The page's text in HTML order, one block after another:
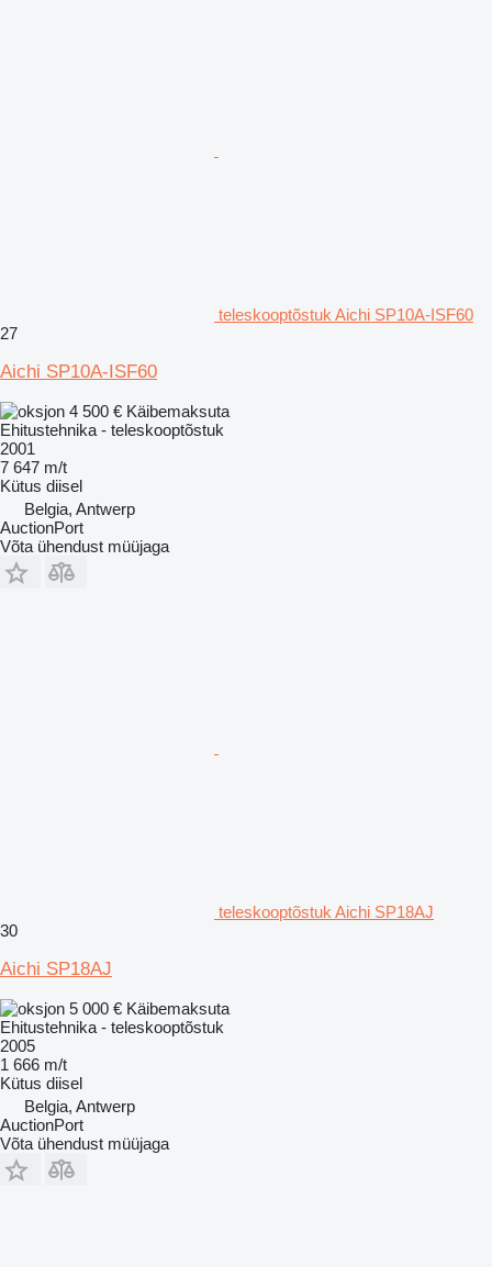
teleskooptõstuk Aichi SP10A-ISF60
27
Aichi SP10A-ISF60
4 500 € Käibemaksuta
Ehitustehnika - teleskooptõstuk
2001
7 647 m/t
Kütus diisel
Belgia, Antwerp
AuctionPort
Võta ühendust müüjaga
teleskooptõstuk Aichi SP18AJ
30
Aichi SP18AJ
5 000 € Käibemaksuta
Ehitustehnika - teleskooptõstuk
2005
1 666 m/t
Kütus diisel
Belgia, Antwerp
AuctionPort
Võta ühendust müüjaga